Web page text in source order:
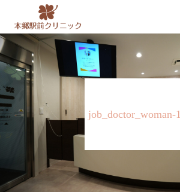
job_doctor_woman-1
クリニック案内
内科・循環器内科・その他の診療
健康診断・人間ドック
お知らせ